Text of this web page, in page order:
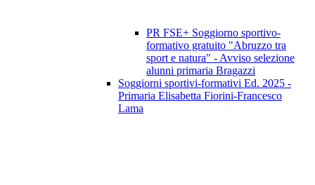
PR FSE+ Soggiorno sportivo-
formativo gratuito "Abruzzo tra
sport e natura" - Avviso selezione
alunni primaria Bragazzi
Soggiorni sportivi-formativi Ed. 2025 -
Primaria Elisabetta Fiorini-Francesco
Lama